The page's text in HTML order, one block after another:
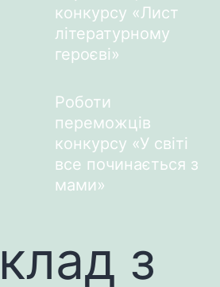
конкурсу «Лист
літературному
героєві»
Роботи
переможців
конкурсу «У світі
все починається з
мами»
з